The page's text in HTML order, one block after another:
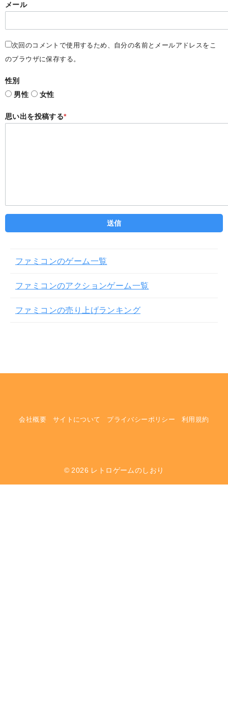
メール
次回のコメントで使用するため、自分の名前とメールアドレスをこ
のブラウザに保存する。
性別
男性
女性
思い出を投稿する*
ファミコンのゲーム一覧
ファミコンのアクションゲーム一覧
ファミコンの売り上げランキング
会社概要 サイトについて プライバシーポリシー 利用規約
© 2026 レトロゲームのしおり